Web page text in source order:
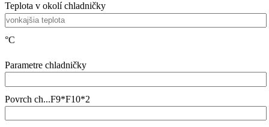
Teplota v okolí chladničky
°C
Parametre chladničky
Povrch ch...F9*F10*2